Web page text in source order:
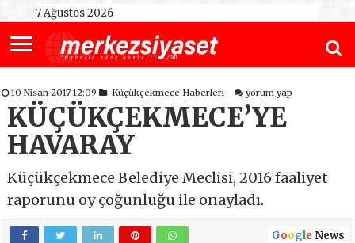
7 Ağustos 2026
10 Nisan 2017 12:09 Küçükçekmece Haberleri yorum yap
KÜÇÜKÇEKMECE’YE
HAVARAY
Küçükçekmece Belediye Meclisi, 2016 faaliyet
raporunu oy çoğunluğu ile onayladı.
Google News